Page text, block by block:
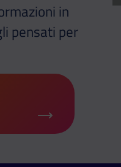
in
pensati per